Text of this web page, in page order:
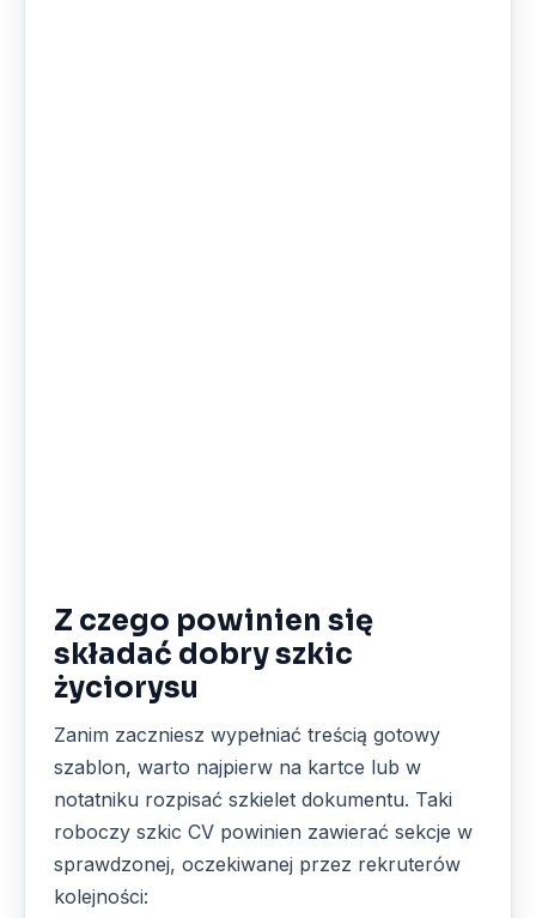
Z czego powinien się
składać dobry szkic
życiorysu
Zanim zaczniesz wypełniać treścią gotowy
szablon, warto najpierw na kartce lub w
notatniku rozpisać szkielet dokumentu. Taki
roboczy szkic CV powinien zawierać sekcje w
sprawdzonej, oczekiwanej przez rekruterów
kolejności: